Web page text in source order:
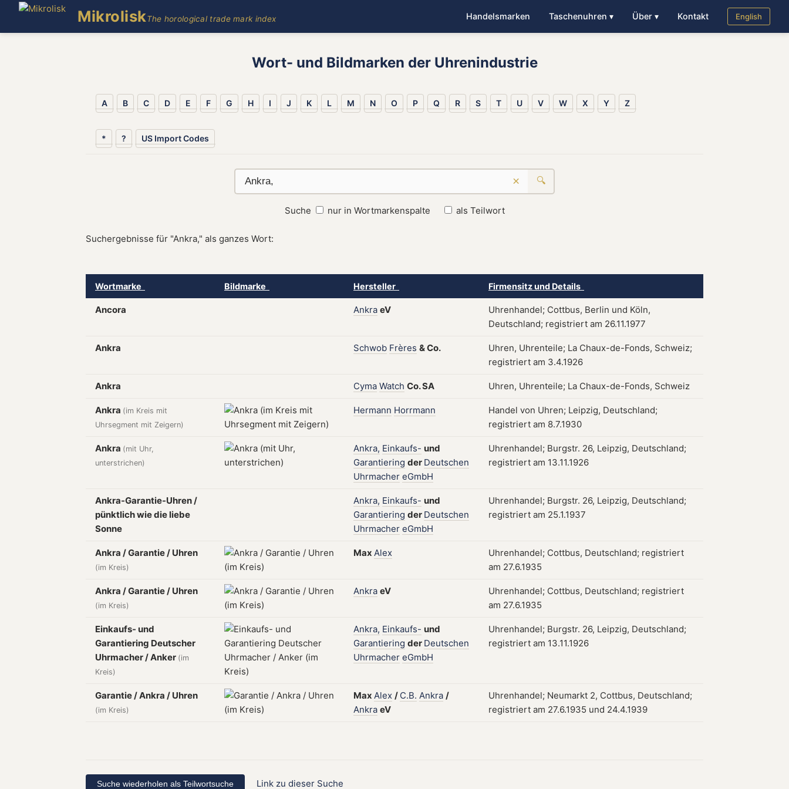
MikroliskThe horological trade mark index Handelsmarken Taschenuhren ▾ Über ▾ Kontakt English
Wort- und Bildmarken der Uhrenindustrie
A B C D E F G H I J K L M N O P Q R S T U V W X Y Z
* ? US Import Codes
× 🔍
Suche nur in Wortmarkenspalte als Teilwort
Suchergebnisse für "Ankra," als ganzes Wort:
Wortmarke Bildmarke Hersteller Firmensitz und Details
Ancora Ankra eV
Uhrenhandel; Cottbus, Berlin und Köln,
Deutschland; registriert am 26.11.1977
Ankra Schwob Frères &Co.
Uhren, Uhrenteile; La Chaux-de-Fonds, Schweiz;
registriert am 3.4.1926
Ankra Cyma Watch Co.SA Uhren, Uhrenteile; La Chaux-de-Fonds, Schweiz
Ankra (im Kreis mit
Uhrsegment mit Zeigern)
Hermann Horrmann
Handel von Uhren; Leipzig, Deutschland;
registriert am 8.7.1930
Ankra (mit Uhr,
unterstrichen)
Ankra, Einkaufs- und
Garantiering der Deutschen
Uhrmacher eGmbH
Uhrenhandel; Burgstr. 26, Leipzig, Deutschland;
registriert am 13.11.1926
Ankra-Garantie-Uhren /
pünktlich wie die liebe
Sonne
Ankra, Einkaufs- und
Garantiering der Deutschen
Uhrmacher eGmbH
Uhrenhandel; Burgstr. 26, Leipzig, Deutschland;
registriert am 25.1.1937
Ankra / Garantie / Uhren
(im Kreis)
Max Alex
Uhrenhandel; Cottbus, Deutschland; registriert
am 27.6.1935
Ankra / Garantie / Uhren
(im Kreis)
Ankra eV
Uhrenhandel; Cottbus, Deutschland; registriert
am 27.6.1935
Einkaufs- und
Garantiering Deutscher
Uhrmacher / Anker (im
Kreis)
Ankra, Einkaufs- und
Garantiering der Deutschen
Uhrmacher eGmbH
Uhrenhandel; Burgstr. 26, Leipzig, Deutschland;
registriert am 13.11.1926
Garantie / Ankra / Uhren
(im Kreis)
Max Alex / C.B. Ankra /
Ankra eV
Uhrenhandel; Neumarkt 2, Cottbus, Deutschland;
registriert am 27.6.1935 und 24.4.1939
Link zu dieser Suche